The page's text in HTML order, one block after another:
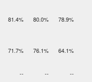
81.4% 80.0% 78.9%
71.7% 76.1% 64.1%
-- -- --